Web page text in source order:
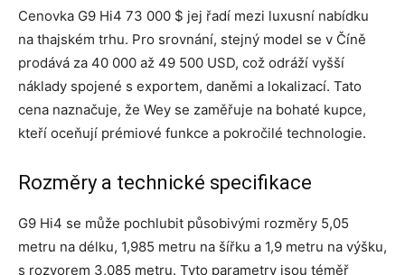
Cenovka G9 Hi4 73 000 $ jej řadí mezi luxusní nabídku
na thajském trhu. Pro srovnání, stejný model se v Číně
prodává za 40 000 až 49 500 USD, což odráží vyšší
náklady spojené s exportem, daněmi a lokalizací. Tato
cena naznačuje, že Wey se zaměřuje na bohaté kupce,
kteří oceňují prémiové funkce a pokročilé technologie.
Rozměry a technické specifikace
G9 Hi4 se může pochlubit působivými rozměry 5,05
metru na délku, 1,985 metru na šířku a 1,9 metru na výšku,
s rozvorem 3,085 metru. Tyto parametry jsou téměř